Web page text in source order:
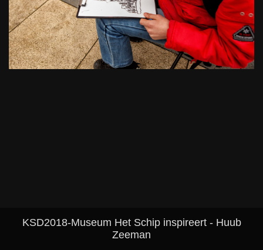
KSD2018-Museum Het Schip inspireert - Huub
Zeeman